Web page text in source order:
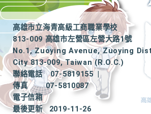
高雄市立海青高級工商職業學校
813-009 高雄市左營區左營大路1號
No.1, Zuoying Avenue, Zuoying
City 813-009, Taiwan (R.O.C.)
聯絡電話
07-5819155
|
傳真
07-5810087
電子信箱
最後更新
2019-11-26